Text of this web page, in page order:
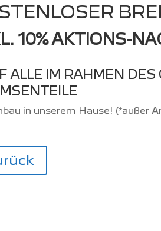
10% AKTIONS-
ALLE IM RAHMEN
in unserem Hause! (*außer